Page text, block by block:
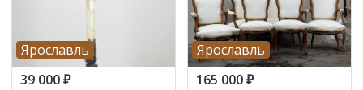
Ярославль
39 000₽
Ярославль
165 000₽